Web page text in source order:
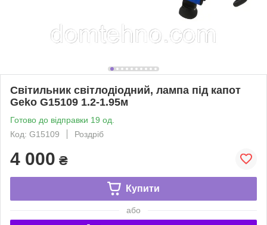
Світильник світлодіодний, лампа під капот
Geko G15109 1.2-1.95м
Готово до відправки 19 од.
Код: G15109
Роздріб
4 000 ₴
Купити
або